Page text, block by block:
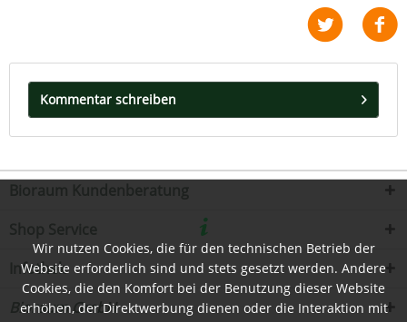
Kommentar schreiben
Infothek
Bioraum GmbH
Wir nutzen Cookies, die für den technischen Betrieb der
Website erforderlich sind und stets gesetzt werden. Andere
Cookies, die den Komfort bei der Benutzung dieser Website
erhöhen, der Direktwerbung dienen oder die Interaktion mit